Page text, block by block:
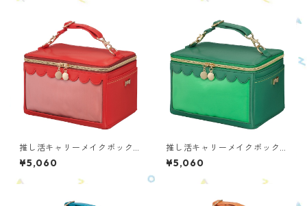
推し活キャリーメイクボック
ス カラーモデル レッド O
MS-RD1
¥5,060
推し活キャリーメイクボック
ス カラーモデル グリー
ン OMS-GR1
¥5,060